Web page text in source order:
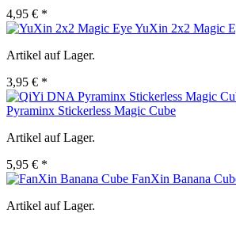
4,95 € *
YuXin 2x2 Magic
Artikel auf Lager.
3,95 € *
Pyraminx Stickerless Magic Cube
Artikel auf Lager.
5,95 € *
FanXin Banana
Artikel auf Lager.